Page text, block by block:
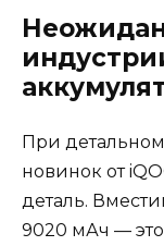
При
новинок от
деталь.
9020 мАч —